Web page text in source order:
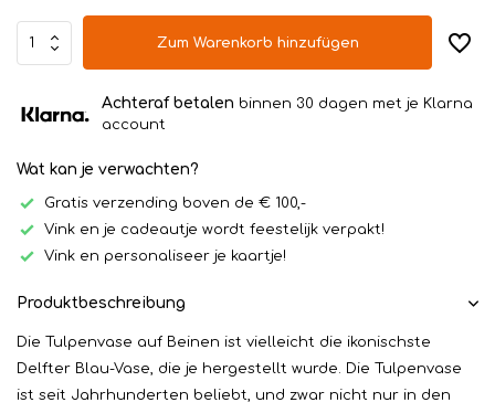
Zum Warenkorb hinzufügen
Achteraf betalen binnen 30 dagen met je Klarna
account
Wat kan je verwachten?
Gratis verzending boven de € 100,-
Vink en je cadeautje wordt feestelijk verpakt!
Vink en personaliseer je kaartje!
Produktbeschreibung
Die Tulpenvase auf Beinen ist vielleicht die ikonischste
Delfter Blau-Vase, die je hergestellt wurde. Die Tulpenvase
ist seit Jahrhunderten beliebt, und zwar nicht nur in den